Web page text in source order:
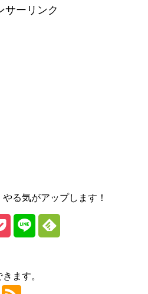
サーリンク
る気がアップします！
ます。